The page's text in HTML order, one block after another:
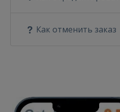
Как отменить заказ